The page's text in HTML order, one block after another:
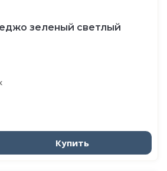
зеленый светлый
Купить